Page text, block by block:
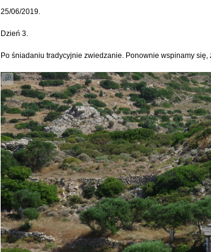
25/06/2019.
Dzień 3.
Po śniadaniu tradycyjnie zwiedzanie. Ponownie wspinamy